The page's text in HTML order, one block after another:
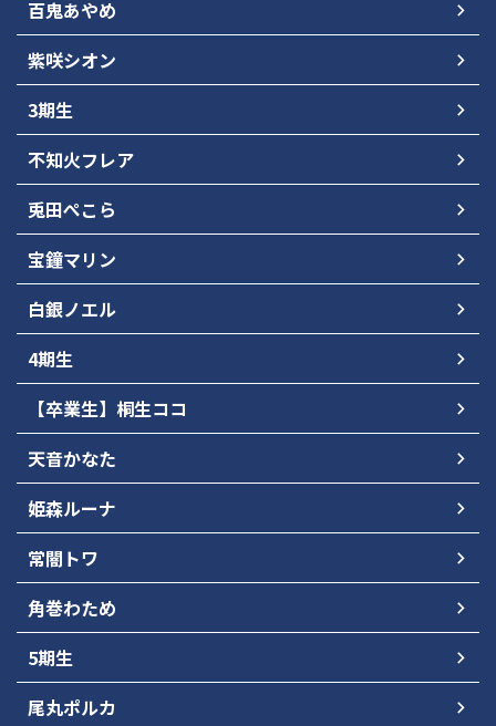
百鬼あやめ
紫咲シオン
3期生
不知火フレア
兎田ぺこら
宝鐘マリン
白銀ノエル
4期生
【卒業生】桐生ココ
天音かなた
姫森ルーナ
常闇トワ
角巻わため
5期生
尾丸ポルカ